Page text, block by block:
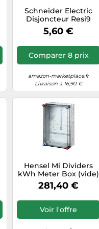
Schneider Electric
Disjoncteur Resi9
R9F23125 1P 25A
Courbe B 6kA
5,60 €
Comparer 8 prix
amazon-marketplace.fr
Livraison à 16,90 €
Hensel Mi Dividers
kWh Meter Box (vide)
- MI 2300
281,40 €
Voir l'offre